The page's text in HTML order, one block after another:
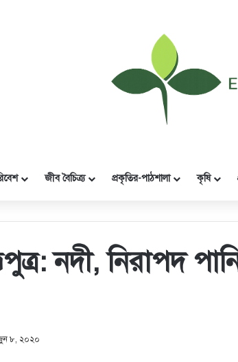
জীব বৈচিত্র্য প্রকৃতির-পাঠশালা কৃষি
নদী, নিরাপদ
৮, ২০২০